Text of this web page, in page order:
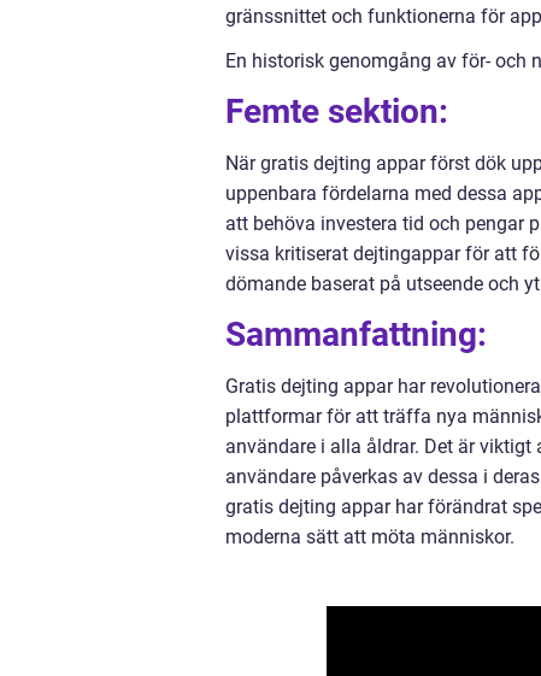
gränssnittet och funktionerna för
En historisk genomgång av för- och
Femte sektion:
När gratis dejting appar först dök
uppenbara fördelarna med dessa
att behöva investera tid och pengar
vissa kritiserat dejtingappar för att
dömande baserat på utseende och
Sammanfattning:
Gratis dejting appar har
plattformar för att träffa nya
användare i alla åldrar. Det är
användare påverkas av dessa i
gratis dejting appar har förändrat
moderna sätt att möta människor.